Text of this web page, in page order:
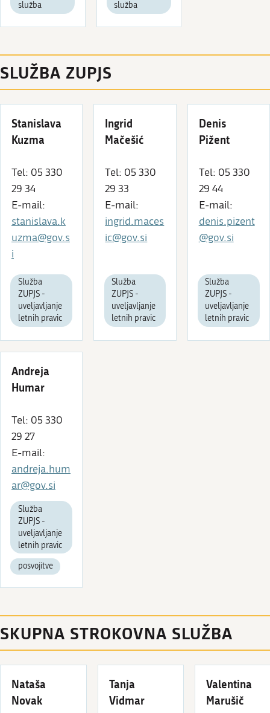
služba
služba
SLUŽBA ZUPJS
Stanislava
Kuzma
Tel: 05 330
29 34
E-mail:
stanislava.k
uzma@gov.s
i
Služba
ZUPJS -
uveljavljanje
letnih pravic
Ingrid
Mačešić
Tel: 05 330
29 33
E-mail:
ingrid.maces
ic@gov.si
Služba
ZUPJS -
uveljavljanje
letnih pravic
Denis
Pižent
Tel: 05 330
29 44
E-mail:
denis.pizent
@gov.si
Služba
ZUPJS -
uveljavljanje
letnih pravic
Andreja
Humar
Tel: 05 330
29 27
E-mail:
andreja.hum
ar@gov.si
Služba
ZUPJS -
uveljavljanje
letnih pravic
posvojitve
SKUPNA STROKOVNA SLUŽBA
Nataša
Novak
Tanja
Vidmar
Valentina
Marušič